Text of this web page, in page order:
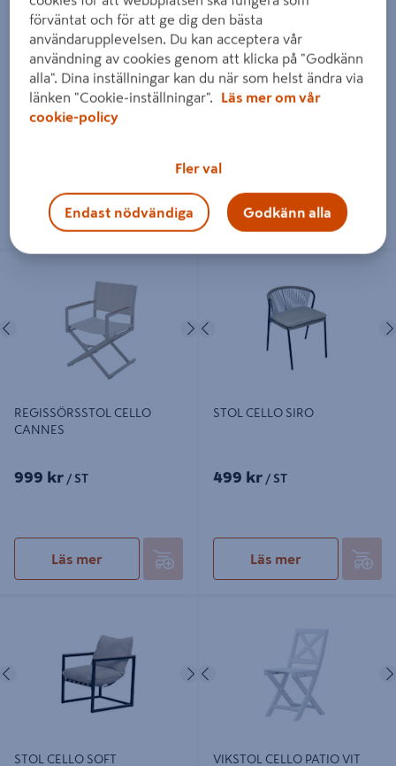
STOL CELLO PARMA GRÅ
Läs mer
TRÄDGÅRDSSTOL CELLO
NAXOS VIT 7-POSITION
Läs mer
Föregående Nästa
REGISSÖRSSTOL CELLO
CANNES
999 kr / ST
Läs mer
Föregående
STOL CELLO SIRO
499 kr / ST
Läs mer
Föregående Nästa
STOL CELLO SOFT VIKSTOL CELLO PATIO VIT
förväntat och för att ge dig den bästa
användarupplevelsen. Du kan acceptera vår
användning av cookies genom att klicka på "Godkänn
alla". Dina inställningar kan du när som helst ändra via
länken "Cookie-inställningar".
Läs mer om vår
cookie-policy
Fler val
Endast nödvändiga Godkänn alla